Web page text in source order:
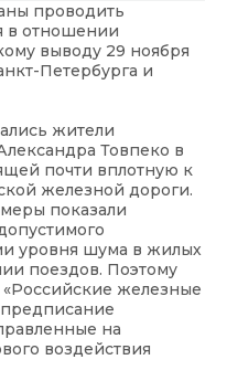
проводить
в отношении
выводу 29 ноября
Петербурга и
жители
Товпеко в
почти вплотную к
железной дороги.
показали
уровня шума в жилых
поездов. Поэтому
железные
на
воздействия